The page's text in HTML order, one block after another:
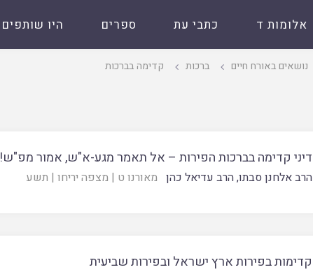
אלומות ד כתבי עת ספרים היו שותפים
נושאים באורח חיים ברכות קדימה בברכות
דיני קדימה בברכות הפירות – אל תאמר מגע-א"ש, אמור מפ"ש!
הרב אלחנן סבתו,הרב עדיאל כהן מאורנו ט | מצפה יריחו | תשע
קדימות בפירות ארץ ישראל ובפירות שביעית